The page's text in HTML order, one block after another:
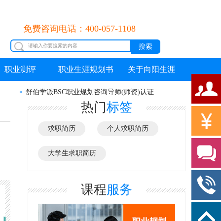
免费咨询电话：400-057-1108
职业测评 职业生涯规划书 关于向阳生涯
舒伯学派BSC职业规划咨询导师(师资)认证
热门标签
求职简历 个人求职简历
大学生求职简历
课程服务